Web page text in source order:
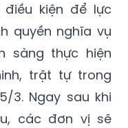
kiện để lực
quyền nghĩa vụ
sàng thực hiện
trật tự trong
3. Ngay sau khi
các đơn vị sẽ